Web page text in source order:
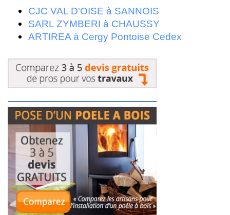
CJC VAL D'OISE à SANNOIS
SARL ZYMBERI à CHAUSSY
ARTIREA à Cergy Pontoise Cedex